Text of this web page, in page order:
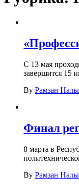
С 13 мая
завершится 15
By Рамзан
Финал
8 марта в
By Рамзан